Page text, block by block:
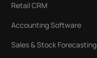
Retail CRM
Accounting Software
Sales & Stock Forecasting